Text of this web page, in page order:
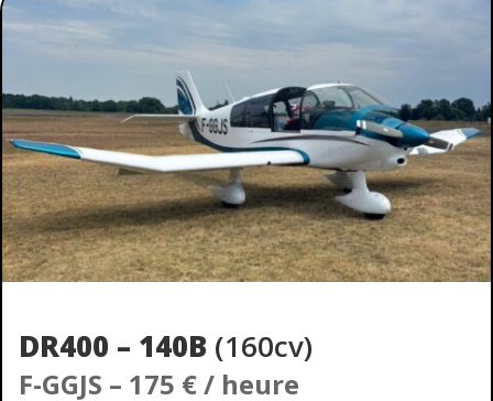
DR400 – 140B (160cv)
F-GGJS – 175 € / heure